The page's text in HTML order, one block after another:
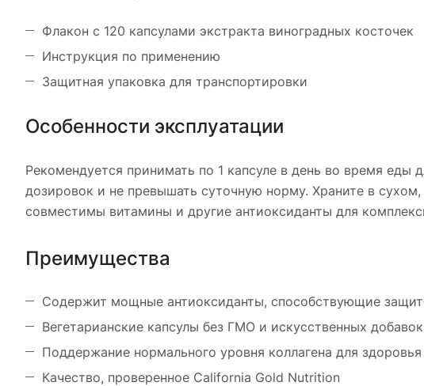
Флакон с 120 капсулами экстракта виноградных косточек
Инструкция по применению
Защитная упаковка для транспортировки
Особенности эксплуатации
Рекомендуется принимать по 1 капсуле в день во время
дозировок и не превышать суточную норму. Храните в
совместимы витамины и другие антиоксиданты для
Преимущества
Содержит мощные антиоксиданты, способствующие
Вегетарианские капсулы без ГМО и искусственных добавок
Поддержание нормального уровня коллагена для
Качество, проверенное California Gold Nutrition